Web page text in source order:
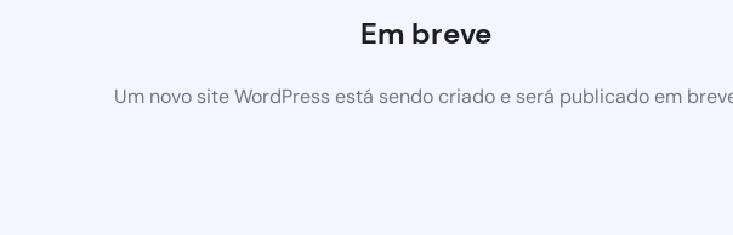
Em breve
Um novo site WordPress está sendo criado e será publicado em